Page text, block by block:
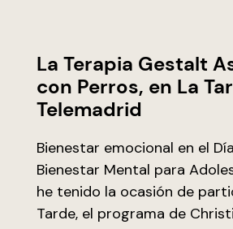
La Terapia Gestalt
con Perros, en La
Telemadrid
Bienestar emocional en el
Bienestar Mental para
he tenido la ocasión de
Tarde, el programa de